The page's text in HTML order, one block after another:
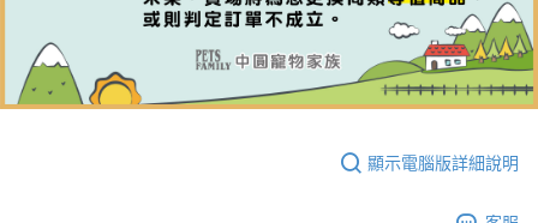
顯示電腦版詳細說明